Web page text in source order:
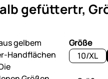
gefüttertr,
Größe
10/XL